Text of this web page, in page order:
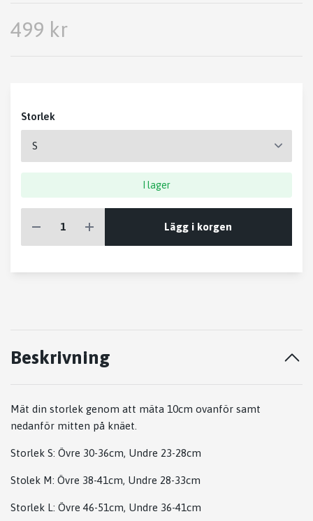
499 kr
Storlek
I lager
Lägg i korgen
Beskrivning
Mät din storlek genom att mäta 10cm ovanför samt
nedanför mitten på knäet.
Storlek S: Övre 30-36cm, Undre 23-28cm
Stolek M: Övre 38-41cm, Undre 28-33cm
Storlek L: Övre 46-51cm, Undre 36-41cm